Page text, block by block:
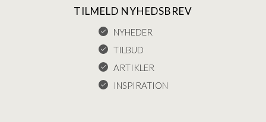
TILMELD NYHEDSBREV
NYHEDER
TILBUD
ARTIKLER
INSPIRATION